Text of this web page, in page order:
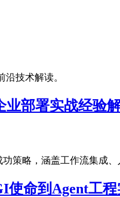
技术解读。
业部署实战经验
策略，涵盖工作流集成
使命到Agent工